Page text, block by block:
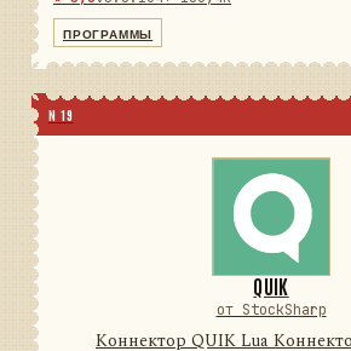
Программы Дизайнер,
ПРОГРАММЫ
N 19
QUIK
от StockSharp
Коннектор QUIK Lua